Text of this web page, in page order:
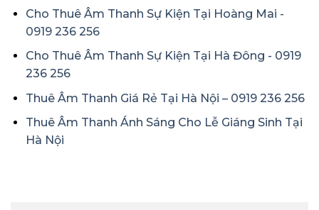
Cho Thuê Âm Thanh Sự Kiện Tại Hoàng Mai -
0919 236 256
Cho Thuê Âm Thanh Sự Kiện Tại Hà Đông - 0919
236 256
Thuê Âm Thanh Giá Rẻ Tại Hà Nội – 0919 236 256
Thuê Âm Thanh Ánh Sáng Cho Lễ Giáng Sinh Tại
Hà Nội